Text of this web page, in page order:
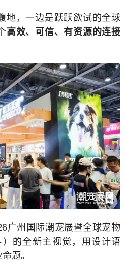
地，一边是跃跃欲试的全球
高效、可信、有资源的连接
广州国际潮宠展暨全球宠物
的全新主视觉，用设计语
题。